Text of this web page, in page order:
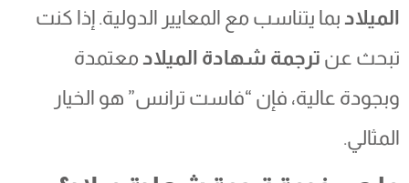
الميلادبما يتناسب مع المعايير الدولية. إذا كنت
تبحث عنترجمة شهادة الميلادمعتمدة
وبجودة عالية، فإن “فاست ترانس” هو الخيار
المثالي.